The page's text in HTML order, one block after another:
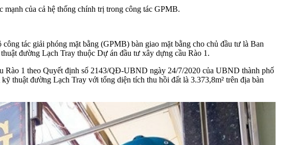
của cả hệ thống chính trị trong công tác GPMB.
tác giải phóng mặt bằng (GPMB) bàn giao mặt bằng cho chủ đầu tư là Ban
đường Lạch Tray thuộc Dự án đầu tư xây dựng cầu Rào 1.
Rào 1 theo Quyết định số 2143/QĐ-UBND ngày 24/7/2020 của UBND thành phố
thuật đường Lạch Tray với tổng diện tích thu hồi đất là 3.373,8m² trên địa bàn